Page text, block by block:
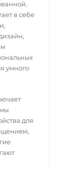
в себе
умного
для